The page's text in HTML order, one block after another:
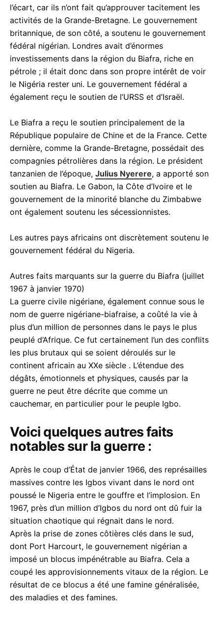
l’écart, car ils n’ont fait qu’approuver tacitement les
activités de la Grande-Bretagne. Le gouvernement
britannique, de son côté, a soutenu le gouvernement
fédéral nigérian. Londres avait d’énormes
investissements dans la région du Biafra, riche en
pétrole ; il était donc dans son propre intérêt de voir
le Nigéria rester uni. Le gouvernement fédéral a
également reçu le soutien de l’URSS et d’Israël.
Le Biafra a reçu le soutien principalement de la
République populaire de Chine et de la France. Cette
dernière, comme la Grande-Bretagne, possédait des
compagnies pétrolières dans la région. Le président
tanzanien de l’époque, Julius Nyerere, a apporté son
soutien au Biafra. Le Gabon, la Côte d’Ivoire et le
gouvernement de la minorité blanche du Zimbabwe
ont également soutenu les sécessionnistes.
Les autres pays africains ont discrètement soutenu le
gouvernement fédéral du Nigeria.
Autres faits marquants sur la guerre du Biafra (juillet
1967 à janvier 1970)
La guerre civile nigériane, également connue sous le
nom de guerre nigériane-biafraise, a coûté la vie à
plus d’un million de personnes dans le pays le plus
peuplé d’Afrique. Ce fut certainement l’un des conflits
les plus brutaux qui se soient déroulés sur le
continent africain au XXe siècle . L’étendue des
dégâts, émotionnels et physiques, causés par la
guerre ne peut être décrite que comme un
cauchemar, en particulier pour le peuple Igbo.
Voici quelques autres faits
notables sur la guerre :
Après le coup d’État de janvier 1966, des représailles
massives contre les Igbos vivant dans le nord ont
poussé le Nigeria entre le gouffre et l’implosion. En
1967, près d’un million d’Igbos du nord ont dû fuir la
situation chaotique qui régnait dans le nord.
Après la prise de zones côtières clés dans le sud,
dont Port Harcourt, le gouvernement nigérian a
imposé un blocus impénétrable au Biafra. Cela a
coupé les approvisionnements vitaux de la région. Le
résultat de ce blocus a été une famine généralisée,
des maladies et des famines.